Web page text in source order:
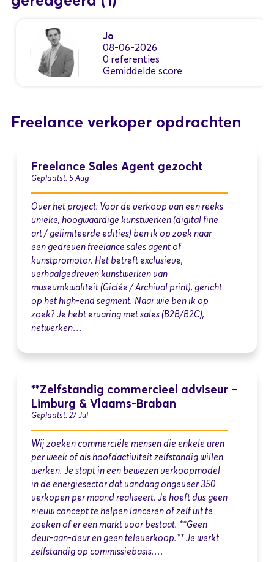
Jo
08-06-2026
0 referenties
Gemiddelde score
Freelance verkoper opdrachten
Freelance Sales Agent gezocht
Geplaatst: 5 Aug
Over het project: Voor de verkoop van een reeks
unieke, hoogwaardige kunstwerken (digital fine
art / gelimiteerde edities) ben ik op zoek naar
een gedreven freelance sales agent of
kunstpromotor. Het betreft exclusieve,
verhaalgedreven kunstwerken van
museumkwaliteit (Giclée / Archival print), gericht
op het high-end segment. Naar wie ben ik op
zoek? Je hebt ervaring met sales (B2B/B2C),
netwerken…
**Zelfstandig commercieel adviseur –
Limburg & Vlaams-Braban
Geplaatst: 27 Jul
Wij zoeken commerciële mensen die enkele uren
per week of als hoofdactiviteit zelfstandig willen
werken. Je stapt in een bewezen verkoopmodel
in de energiesector dat vandaag ongeveer 350
verkopen per maand realiseert. Je hoeft dus geen
nieuw concept te helpen lanceren of zelf uit te
zoeken of er een markt voor bestaat. **Geen
deur-aan-deur en geen televerkoop.** Je werkt
zelfstandig op commissiebasis.…